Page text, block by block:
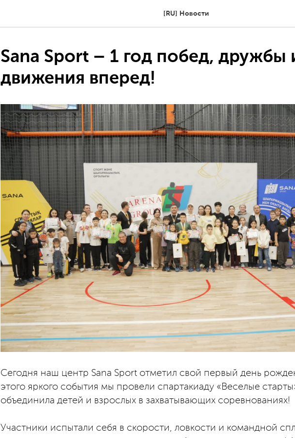
[RU] Новости
Sana Sport – 1 год побед, дружбы
движения вперед!
Сегодня наш центр Sana Sport отметил свой первый день
этого яркого события мы провели спартакиаду «Веселые
объединила детей и взрослых в захватывающих соревнованиях!
Участники испытали себя в скорости, ловкости и командной